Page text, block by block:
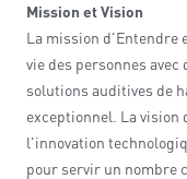
Mission et Vision
La mission d'Entendre
vie des personnes
solutions auditives de
exceptionnel. La
l'innovation
pour servir un nombre